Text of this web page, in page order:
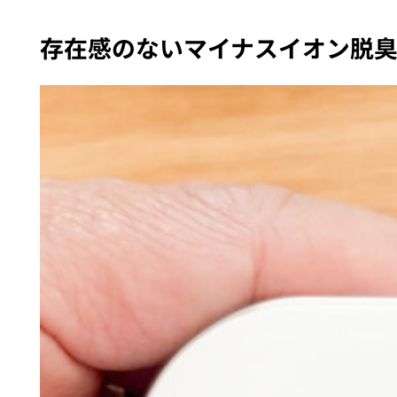
存在感のないマイナスイオン脱